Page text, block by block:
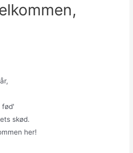
fød'
skød.
her!